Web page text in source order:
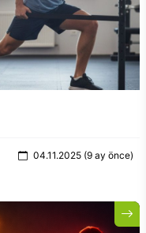
04.11.2025 (9 ay önce)